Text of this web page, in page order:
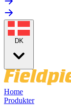
DK
Home
Produkter